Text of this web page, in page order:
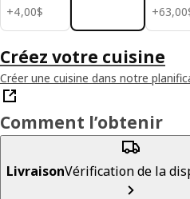
+4,00$
4,00$
+63,00
Créez votre cuisine
Créer une cuisine dans notre
Comment l’obtenir
LivraisonVérification de la